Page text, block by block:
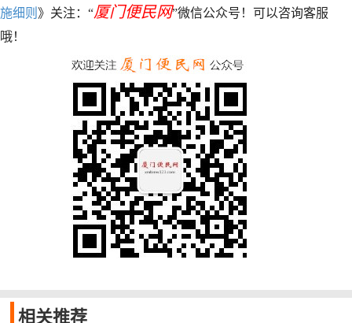
施细则 》关注：“厦门便民网”微信公众号！可以咨询客服
哦！
相关推荐